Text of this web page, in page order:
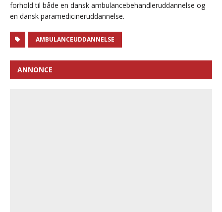
forhold til både en dansk ambulancebehandleruddannelse og
en dansk paramedicineruddannelse.
AMBULANCEUDDANNELSE
ANNONCE